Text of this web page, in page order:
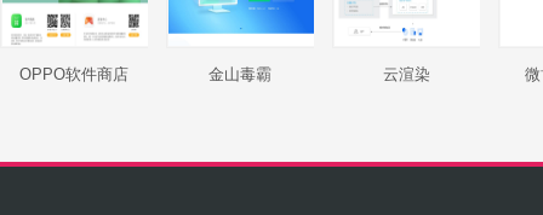
OPPO软件商店 金山毒霸 云渲染